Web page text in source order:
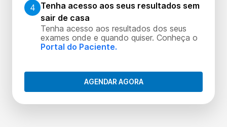
4 Tenha acesso aos seus resultados sem
sair de casa
Tenha acesso aos resultados dos seus
exames onde e quando quiser. Conheça o
Portal do Paciente.
AGENDAR AGORA